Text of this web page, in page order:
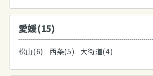
愛媛(15)
松山(6) 西条(5) 大街道(4)